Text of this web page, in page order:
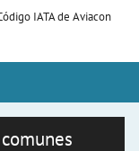
IATA de Aviacon